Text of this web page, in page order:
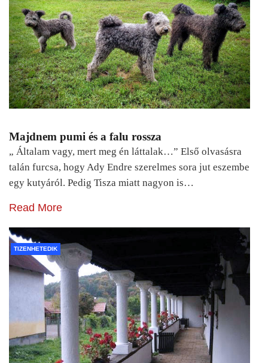
Majdnem pumi és a falu rossza
„ Általam vagy, mert meg én láttalak…” Első olvasásra
talán furcsa, hogy Ady Endre szerelmes sora jut eszembe
egy kutyáról. Pedig Tisza miatt nagyon is…
Read More
TIZENHETEDIK